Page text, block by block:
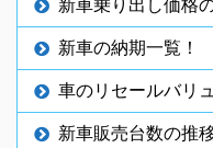
新車の納期一覧！
車のリセールバリ
新車販売台数の推